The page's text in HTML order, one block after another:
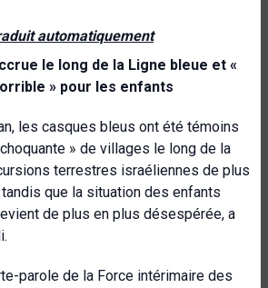
automatiquement
le long de la Ligne bleue et «
» pour les enfants
les casques bleus ont été témoins
» de villages le long de la
terrestres israéliennes de plus
que la situation des enfants
de plus en plus désespérée, a
parole de la Force intérimaire des